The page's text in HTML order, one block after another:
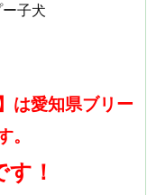
子犬
は愛知県ブリー
。
！